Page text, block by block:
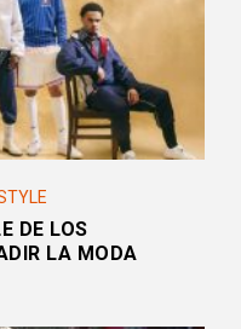
DE LOS
LA MODA